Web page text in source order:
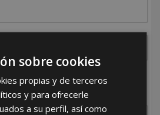
es la empresa?
Portugal Otros
sobre cookies
propias y de terceros
y para ofrecerle
a su perfil, así como